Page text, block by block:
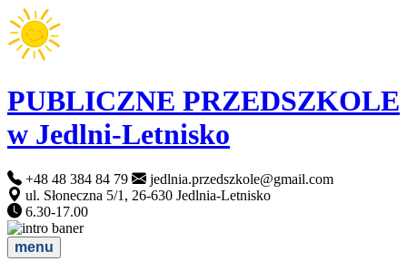
PUBLICZNE PRZEDSZKOLE
w Jedlni-Letnisko
+48 48 384 84 79
jedlnia.przedszkole@gmail.com
ul. Słoneczna 5/1, 26-630 Jedlnia-Letnisko
6.30-17.00
menu